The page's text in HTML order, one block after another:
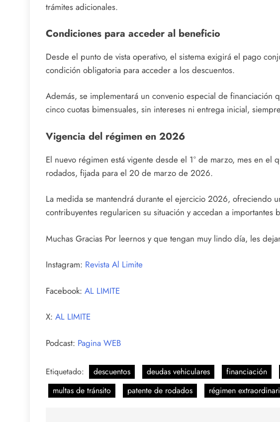
trámites adicionales.
Condiciones para acceder al beneficio
Desde el punto de vista operativo, el sistema exigirá el pago
condición obligatoria para acceder a los descuentos.
Además, se implementará un convenio especial de financiación
cinco cuotas bimensuales, sin intereses ni entrega inicial,
Vigencia del régimen en 2026
El nuevo régimen está vigente desde el 1° de marzo, mes en el
rodados, fijada para el 20 de marzo de 2026.
La medida se mantendrá durante el ejercicio 2026, ofreciendo
contribuyentes regularicen su situación y accedan a importantes
Muchas Gracias Por leernos y que tengan muy lindo día, les
Instagram: Revista Al Limite
Facebook: AL LIMITE
X: AL LIMITE
Podcast: Pagina WEB
Etiquetado: descuentos deudas vehiculares financiación
multas de tránsito
patente de rodados régimen